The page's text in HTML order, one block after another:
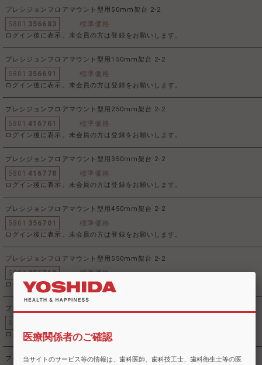
プレシジョンフロアマウント型用50mm架台 2-2
5801 356683 標準価格
ログイン後に表示。未会員の方は登録をお願いします。
プレシジョンフロアマウント型用150mm架台 2-2
5801 356691 標準価格
ログイン後に表示。未会員の方は登録をお願いします。
プレシジョンフロアマウント型用250mm架台 2-2
5801 416761 標準価格
ログイン後に表示。未会員の方は登録をお願いします。
プレシジョンフロアマウント型用350mm架台 2-2
5801 416778 標準価格
ログイン後に表示。未会員の方は登録をお願いします。
プレシジョンフロアマウント型用450mm架台 2-2
5801 356701 標準価格
ログイン後に表示。未会員の方は登録をお願いします。
プレシジョンフロアマウント型用550mm架台 2-2
5801356719 標準価格
ログイン後に表示。未会員の方は登録をお願いします。
プレシジョンフロアマウント型用特注架台 2-2
5801
ログイン後に表示。未会員の方は登録をお願いします。
プレシジョン天井懸垂型用架台 2-3
医療関係者のご確認
当サイトのサービス等の情報は、歯科医師、歯科技工士、歯科衛生士等の医